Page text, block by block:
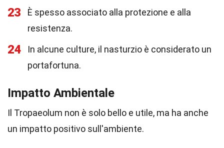
23
È spesso associato alla protezione e alla
resistenza.
24
In alcune culture, il nasturzio è considerato un
portafortuna.
Impatto Ambientale
Il Tropaeolum non è solo bello e utile, ma ha anche
un impatto positivo sull'ambiente.